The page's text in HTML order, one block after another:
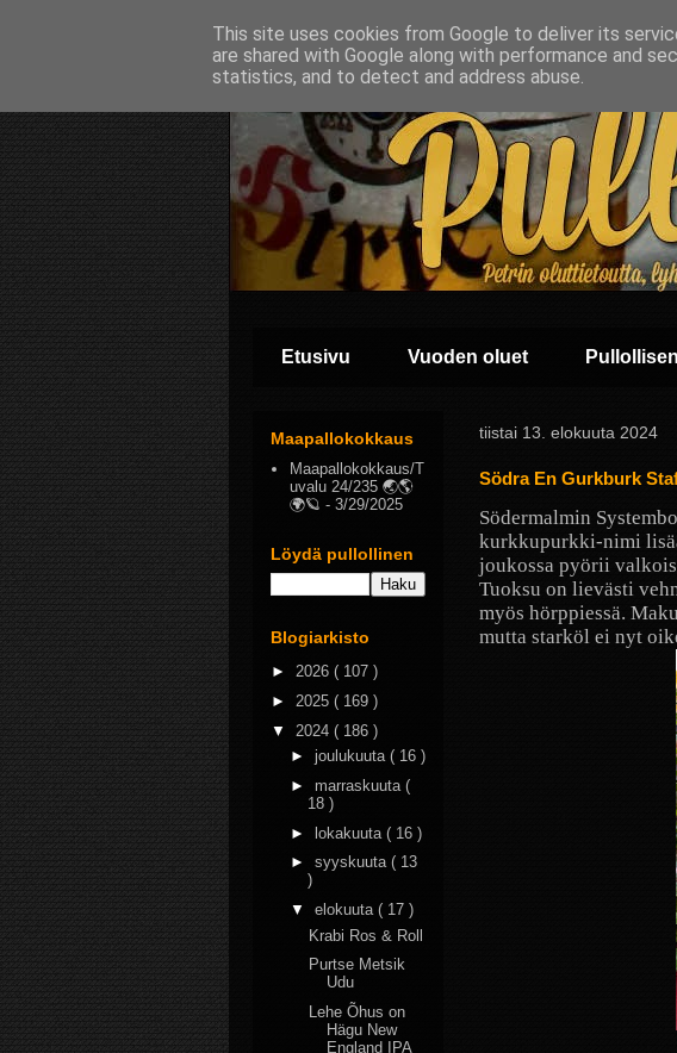
Etusivu Vuoden oluet
tiistai 13. elokuuta 2024
Södra En Gurkburk
Södermalmin
kurkkupurkki-nimi
joukossa pyörii
Tuoksu on lievästi
myös hörppiessä.
mutta starköl ei nyt
Maapallokokkaus
Maapallokokkaus/T
uvalu 24/235 🌏🌎
🌍🪐 - 3/29/2025
Löydä pullollinen
Blogiarkisto
► 2026 ( 107 )
► 2025 ( 169 )
▼ 2024 ( 186 )
► joulukuuta ( 16 )
► marraskuuta (
18 )
► lokakuuta ( 16 )
► syyskuuta ( 13
)
▼ elokuuta ( 17 )
Krabi Ros & Roll
Purtse Metsik
Udu
Lehe Õhus on
Hägu New
England IPA
This site uses cookies from Google to deliver its
are shared with Google along with performance and
statistics, and to detect and address abuse.